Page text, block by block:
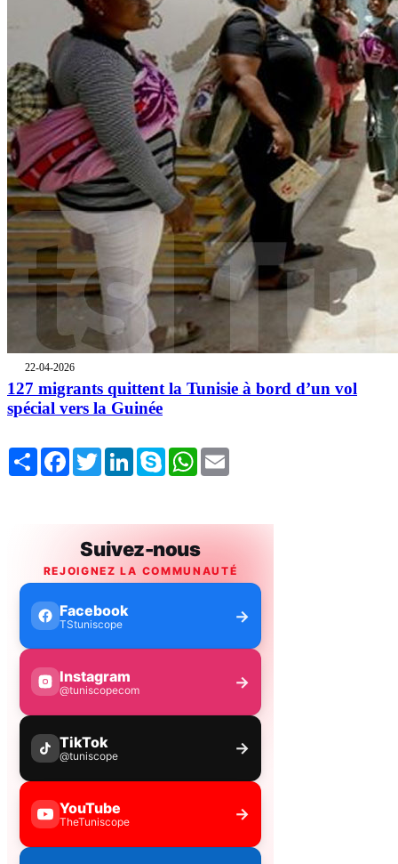
22-04-2026
127 migrants quittent la Tunisie à bord d’un vol
spécial vers la Guinée
Share FacebookTwitterLinkedInSkype WhatsApp